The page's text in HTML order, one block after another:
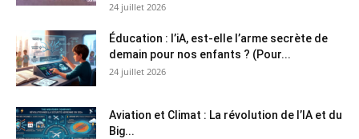
24 juillet 2026
Éducation : l’iA, est-elle l’arme secrète de
demain pour nos enfants ? (Pour...
24 juillet 2026
Aviation et Climat : La révolution de l’IA et du
Big...